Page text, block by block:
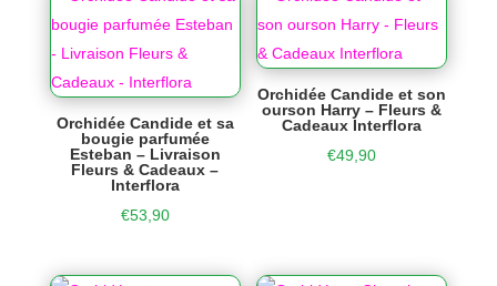
Orchidée Candide et sa
bougie parfumée
Esteban – Livraison
Fleurs & Cadeaux –
Interflora
€53,90
Orchidée Candide et son
ourson Harry – Fleurs &
Cadeaux Interflora
€49,90